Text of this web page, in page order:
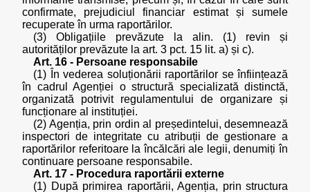
confirmate, prejudiciul financiar estimat și sumele
recuperate în urma raportărilor.
(3) Obligațiile prevăzute la alin. (1) revin și
autorităților prevăzute la art. 3 pct. 15 lit. a) și c).
Art. 16 - Persoane responsabile
(1) În vederea soluționării raportărilor se înființează
în cadrul Agenției o structură specializată distinctă,
organizată potrivit regulamentului de organizare și
funcționare al instituției.
(2) Agenția, prin ordin al președintelui, desemnează
inspectori de integritate cu atribuții de gestionare a
raportărilor referitoare la încălcări ale legii, denumiți în
continuare persoane responsabile.
Art. 17 - Procedura raportării externe
(1) După primirea raportării, Agenția, prin structura